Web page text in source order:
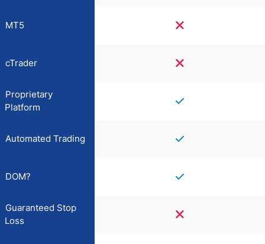
MT5
cTrader
Proprietary
Platform
Automated Trading
DOM?
Guaranteed Stop
Loss